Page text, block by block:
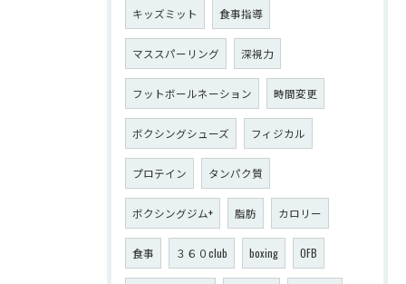
キッズミット 食事指導
マススパーリング 深視力
フットボールネーション 時間変更
ボクシングシューズ フィジカル
プロテイン タンパク質
ボクシングジム+ 脂肪 カロリー
食事 ３６０club boxing OFB